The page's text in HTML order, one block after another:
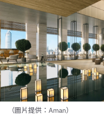
（圖片提供：Aman）